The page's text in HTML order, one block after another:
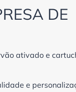
DE
ativado e
e